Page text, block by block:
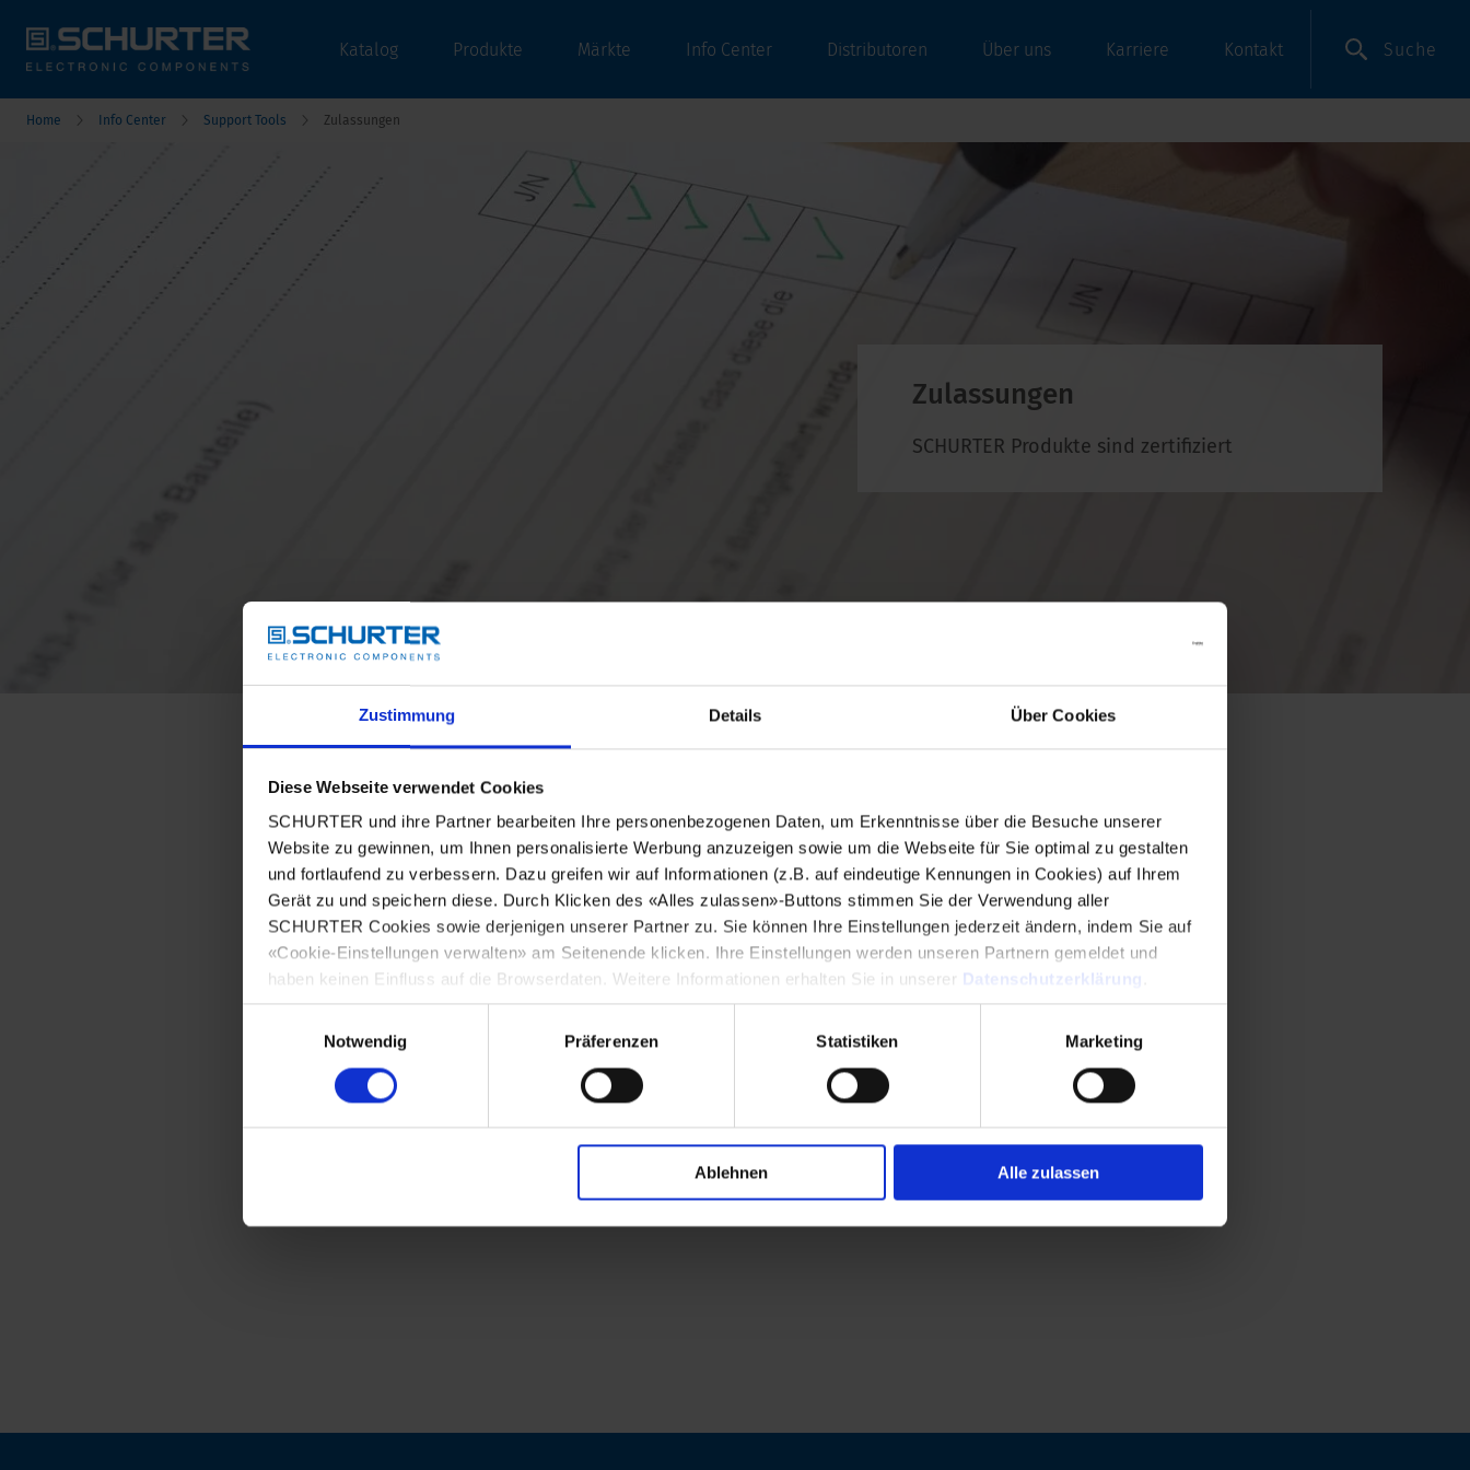
Zustimmung Details Über Cookies
Diese Webseite verwendet Cookies
SCHURTER und ihre Partner bearbeiten Ihre personenbezogenen Daten, um Erkenntnisse über die Besuche unserer
Website zu gewinnen, um Ihnen personalisierte Werbung anzuzeigen sowie um die Webseite für Sie optimal zu gestalten
und fortlaufend zu verbessern. Dazu greifen wir auf Informationen (z.B. auf eindeutige Kennungen in Cookies) auf Ihrem
Gerät zu und speichern diese. Durch Klicken des «Alles zulassen»-Buttons stimmen Sie der Verwendung aller
SCHURTER Cookies sowie derjenigen unserer Partner zu. Sie können Ihre Einstellungen jederzeit ändern, indem Sie auf
«Cookie-Einstellungen verwalten» am Seitenende klicken. Ihre Einstellungen werden unseren Partnern gemeldet und
haben keinen Einfluss auf die Browserdaten. Weitere Informationen erhalten Sie in unserer
Datenschutzerklärung
Notwendig
Präferenzen Statistiken Marketing
Ablehnen Alle zulassen
Katalog Produkte Märkte Info Center Distributoren Über uns Karriere Kontakt Suche
Home Info Center Support Tools Zulassungen
Zulassungen
SCHURTER Produkte sind zertifiziert